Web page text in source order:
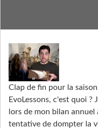
Clap de fin pour la
EvoLessons, c'est quoi ?
lors de mon bilan
tentative de dompter la